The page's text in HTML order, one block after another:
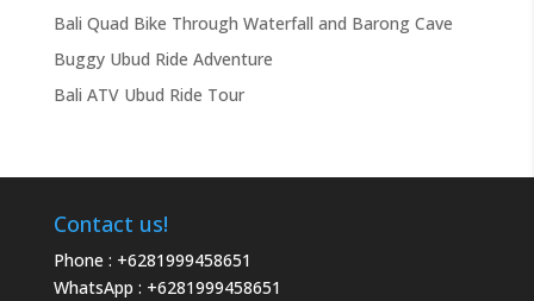
Bali Quad Bike Through Waterfall and Barong Cave
Buggy Ubud Ride Adventure
Bali ATV Ubud Ride Tour
Contact us!
Phone : +6281999458651
WhatsApp : +6281999458651